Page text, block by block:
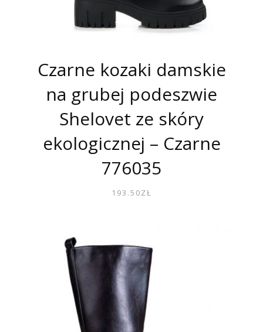
Czarne kozaki damskie
na grubej podeszwie
Shelovet ze skóry
ekologicznej – Czarne
776035
193.50ZŁ